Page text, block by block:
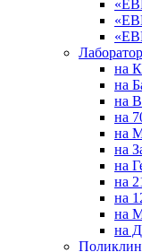
на
на
на
на
на
на
на
на
на
на
на